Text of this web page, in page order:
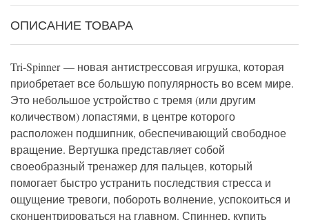
ОПИСАНИЕ ТОВАРА
Tri-Spinner — новая антистрессовая игрушка, которая
приобретает все большую популярность во всем мире.
Это небольшое устройство с тремя (или другим
количеством) лопастями, в центре которого
расположен подшипник, обеспечивающий свободное
вращение. Вертушка представляет собой
своеобразный тренажер для пальцев, который
помогает быстро устранить последствия стресса и
ощущение тревоги, побороть волнение, успокоиться и
сконцентрироваться на главном. Спиннер, купить